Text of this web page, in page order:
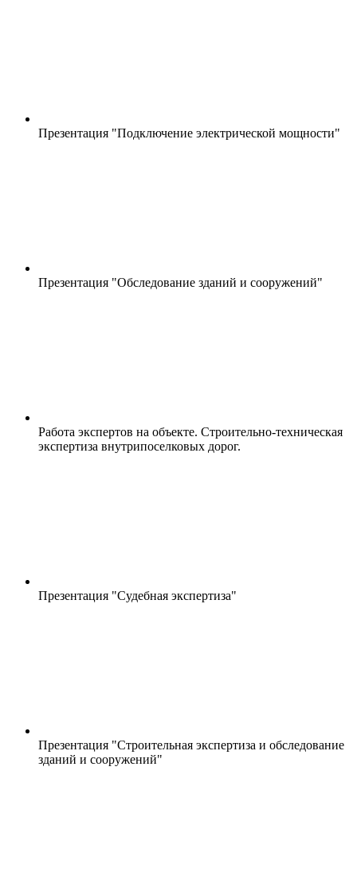
Презентация "Подключение электрической мощности"
Презентация "Обследование зданий и сооружений"
Работа экспертов на объекте. Строительно-техническая
экспертиза внутрипоселковых дорог.
Презентация "Судебная экспертиза"
Презентация "Строительная экспертиза и обследование
зданий и сооружений"